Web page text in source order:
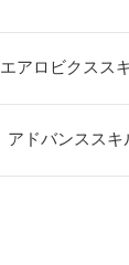
エアロビクスス
アドバンススキ